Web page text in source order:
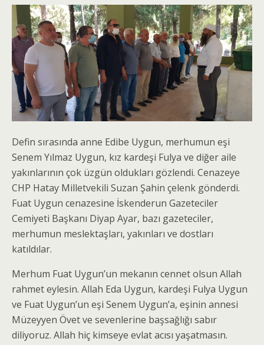
Defin sırasında anne Edibe Uygun, merhumun eşi
Senem Yılmaz Uygun, kız kardeşi Fulya ve diğer aile
yakınlarının çok üzgün oldukları gözlendi. Cenazeye
CHP Hatay Milletvekili Suzan Şahin çelenk gönderdi.
Fuat Uygun cenazesine İskenderun Gazeteciler
Cemiyeti Başkanı Diyap Ayar, bazı gazeteciler,
merhumun meslektaşları, yakınları ve dostları
katıldılar.
Merhum Fuat Uygun’un mekanın cennet olsun Allah
rahmet eylesin. Allah Eda Uygun, kardeşi Fulya Uygun
ve Fuat Uygun’un eşi Senem Uygun’a, eşinin annesi
Müzeyyen Övet ve sevenlerine başsağlığı sabır
diliyoruz. Allah hiç kimseye evlat acısı yaşatmasın.